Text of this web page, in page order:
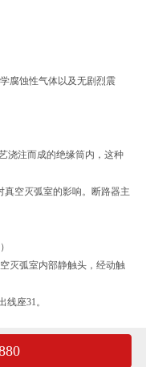
腐蚀性气体以及无剧烈震
浇注而成的绝缘筒内，这种
空灭弧室的影响。断路器主
灭弧室内部静触头，经动触
座31。